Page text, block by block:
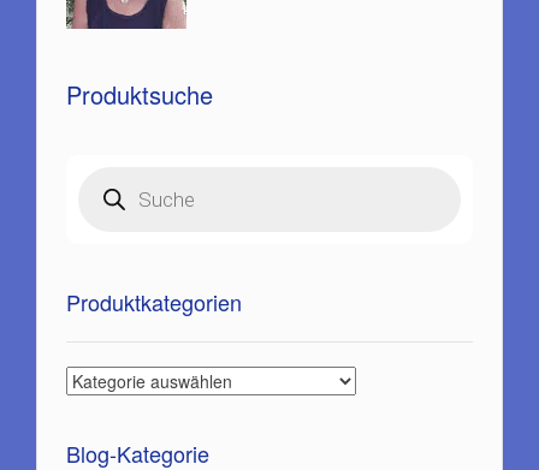
Produktsuche
search
Produktkategorien
Blog-Kategorie